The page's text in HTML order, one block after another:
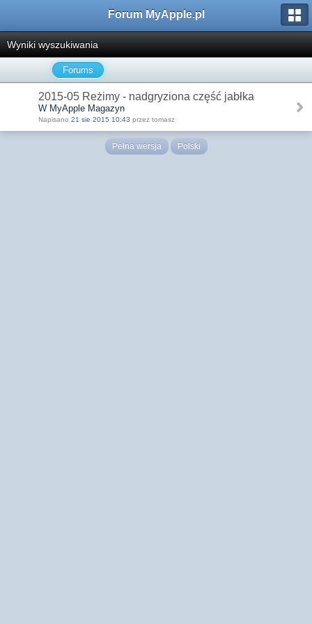
Forum MyApple.pl
Wyniki wyszukiwania
Forums
2015-05 Reżimy - nadgryziona część jabłka
W MyApple Magazyn
Napisano 21 sie 2015 10:43 przez tomasz
Pełna wersja Polski